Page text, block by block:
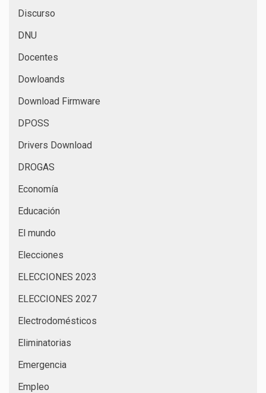
Discurso
DNU
Docentes
Dowloands
Download Firmware
DPOSS
Drivers Download
DROGAS
Economía
Educación
El mundo
Elecciones
ELECCIONES 2023
ELECCIONES 2027
Electrodomésticos
Eliminatorias
Emergencia
Empleo